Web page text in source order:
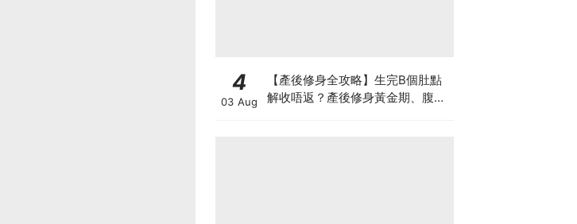
4
03 Aug
【產後修身全攻略】生完B個肚點
解收唔返？產後修身黃金期、腹直